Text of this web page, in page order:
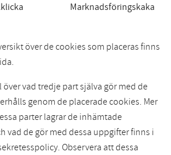
Marknadsföringskaka
över de cookies som placeras finns
vad tredje part själva gör med de
genom de placerade cookies. Mer
parter lagrar de inhämtade
vad de gör med dessa uppgifter finns i
Observera att dessa